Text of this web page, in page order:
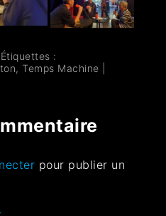
Étiquettes :
,Temps Machine
pour publier un